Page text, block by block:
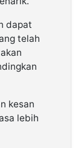
dapat
telah
kesan
lebih